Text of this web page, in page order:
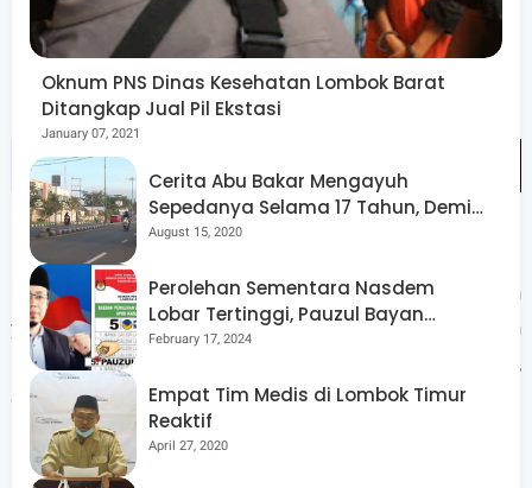
memberikan edukasi langsung kepada masyarakat
mengenai pentingnya pengelolaan sampah yang
bertanggung jawab," jelasnya.
Melalui launching Gerakan Indonesia ASRI ini, Pemkab
Lombok Tengah berharap tercipta gerakan berkelanjutan
yang mampu mendorong perubahan nyata, menjadikan
Lombok Tengah sebagai daerah yang aman, sehat, resik,
dan indah, serta berkontribusi pada upaya nasional
mewujudkan Indonesia yang bersih dan lestari.(Man)
Oknum PNS Dinas Kesehatan Lombok Barat
Ditangkap Jual Pil Ekstasi
January 07, 2021
Cerita Abu Bakar Mengayuh
Sepedanya Selama 17 Tahun, Demi
Menggelorakan Kemerdekaan
August 15, 2020
Perolehan Sementara Nasdem
Lobar Tertinggi, Pauzul Bayan
Berpeluang “Rebut” Kursi Dapil 3
February 17, 2024
Empat Tim Medis di Lombok Timur
Reaktif
April 27, 2020